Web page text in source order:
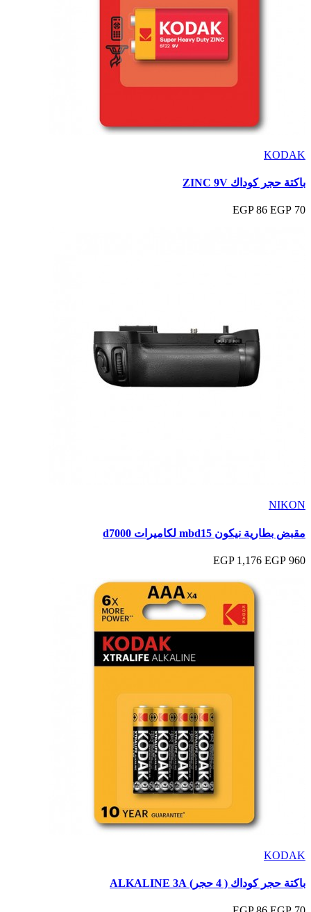
KODAK
باكتة حجر كوداك ZINC 9V
70 EGP
86 EGP
NIKON
مقبض بطارية نيكون mbd15 لكاميرات d7000
960 EGP
1,176 EGP
KODAK
باكتة حجر كوداك ( 4 حجر) ALKALINE 3A